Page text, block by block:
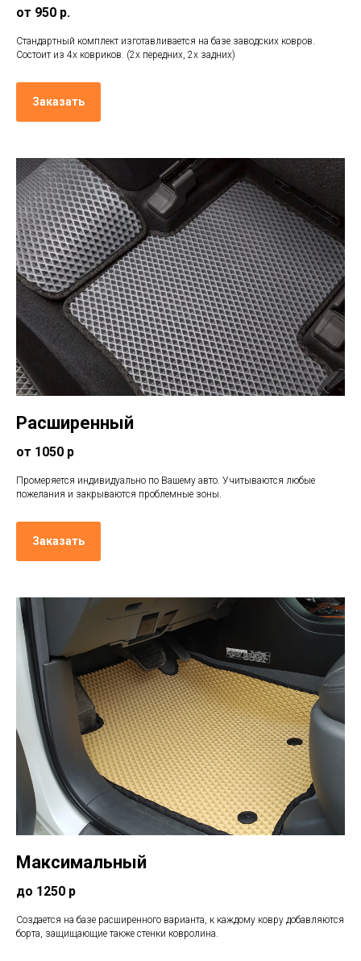
от 950 р.
Стандартный комплект изготавливается на базе заводских ковров.
Состоит из 4х ковриков. (2х передних, 2х задних)
Заказать
Расширенный
от 1050 р
Промеряется индивидуально по Вашему авто. Учитываются любые
пожелания и закрываются проблемные зоны.
Заказать
Максимальный
до 1250 р
Создается на базе расширенного варианта, к каждому ковру добавляются
борта, защищающие также стенки ковролина.